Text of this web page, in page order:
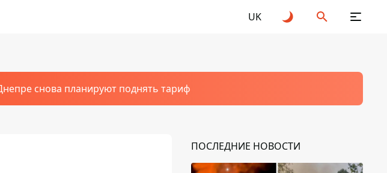
UK
снова планируют поднять тариф
ПОСЛЕДНИЕ НОВОСТИ